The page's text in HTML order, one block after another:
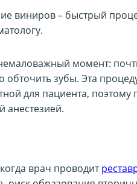
виниров – быстрый
момент:
обточить зубы. Эта
для пациента,
анестезией.
врач проводит